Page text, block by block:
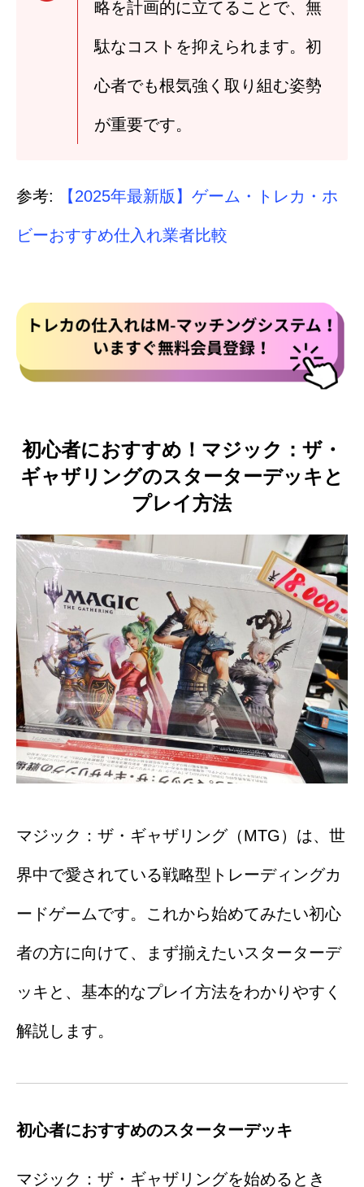
略を計画的に立てることで、無
駄なコストを抑えられます。初
心者でも根気強く取り組む姿勢
が重要です。
参考: 【2025年最新版】ゲーム・トレカ・ホ
ビーおすすめ仕入れ業者比較
初心者におすすめ！マジック：ザ・
ギャザリングのスターターデッキと
プレイ方法
マジック：ザ・ギャザリング（MTG）は、世
界中で愛されている戦略型トレーディングカ
ードゲームです。これから始めてみたい初心
者の方に向けて、まず揃えたいスターターデ
ッキと、基本的なプレイ方法をわかりやすく
解説します。
初心者におすすめのスターターデッキ
マジック：ザ・ギャザリングを始めるとき